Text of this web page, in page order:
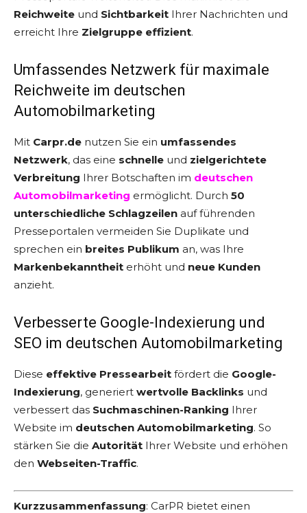
Reichweite und Sichtbarkeit Ihrer Nachrichten und
erreicht Ihre Zielgruppe effizient.
Umfassendes Netzwerk für maximale
Reichweite im deutschen
Automobilmarketing
Mit Carpr.de nutzen Sie ein umfassendes
Netzwerk, das eine schnelle und zielgerichtete
Verbreitung Ihrer Botschaften im deutschen
Automobilmarketing ermöglicht. Durch 50
unterschiedliche Schlagzeilen auf führenden
Presseportalen vermeiden Sie Duplikate und
sprechen ein breites Publikum an, was Ihre
Markenbekanntheit erhöht und neue Kunden
anzieht.
Verbesserte Google-Indexierung und
SEO im deutschen Automobilmarketing
Diese effektive Pressearbeit fördert die Google-
Indexierung, generiert wertvolle Backlinks und
verbessert das Suchmaschinen-Ranking Ihrer
Website im deutschen Automobilmarketing. So
stärken Sie die Autorität Ihrer Website und erhöhen
den Webseiten-Traffic.
Kurzzusammenfassung: CarPR bietet einen